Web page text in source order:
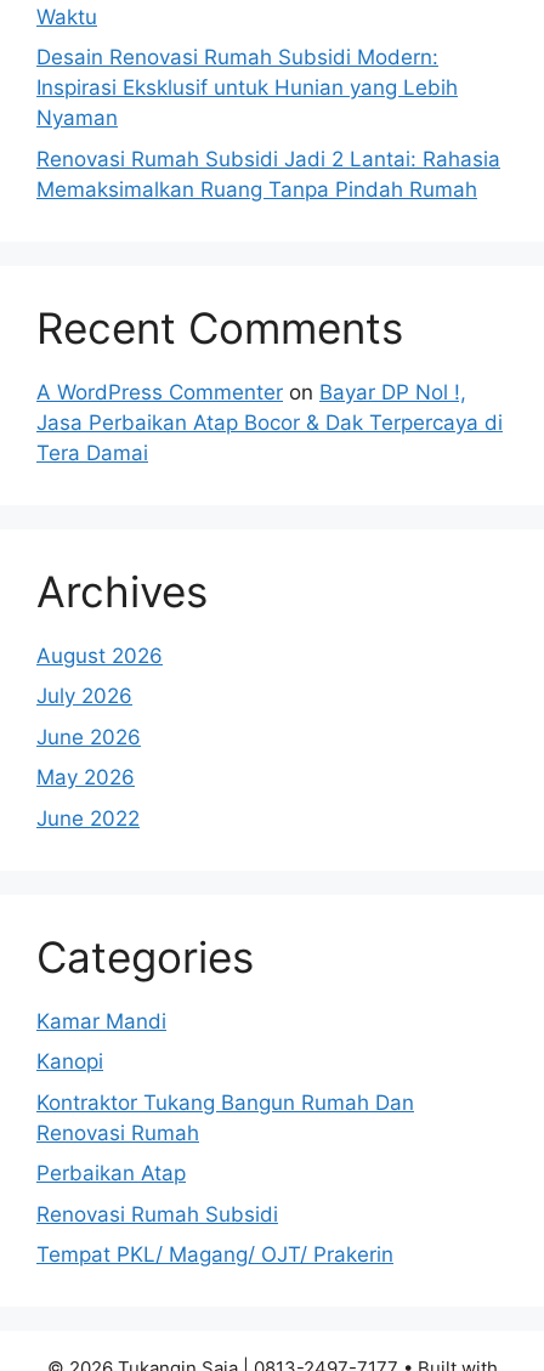
Waktu
Desain Renovasi Rumah Subsidi Modern:
Inspirasi Eksklusif untuk Hunian yang Lebih
Nyaman
Renovasi Rumah Subsidi Jadi 2 Lantai: Rahasia
Memaksimalkan Ruang Tanpa Pindah Rumah
Recent Comments
A WordPress Commenter on Bayar DP Nol !,
Jasa Perbaikan Atap Bocor & Dak Terpercaya di
Tera Damai
Archives
August 2026
July 2026
June 2026
May 2026
June 2022
Categories
Kamar Mandi
Kanopi
Kontraktor Tukang Bangun Rumah Dan
Renovasi Rumah
Perbaikan Atap
Renovasi Rumah Subsidi
Tempat PKL/ Magang/ OJT/ Prakerin